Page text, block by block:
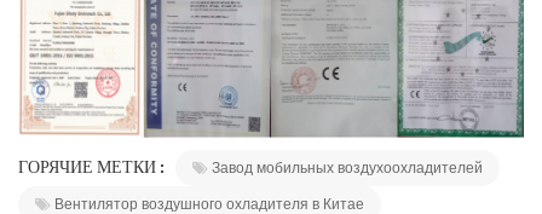
ГОРЯЧИЕ МЕТКИ :
Завод мобильных воздухоохладителей
Вентилятор воздушного охладителя в Китае